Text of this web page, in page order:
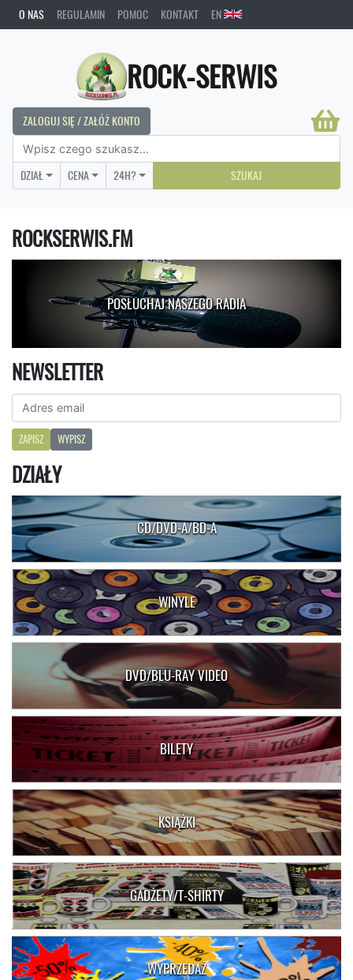
O NAS REGULAMIN POMOC KONTAKT EN
ROCK-SERWIS
ZALOGUJ SIĘ / ZAŁÓŻ KONTO
DZIAŁ CENA 24H? SZUKAJ
ROCKSERWIS.FM
POSŁUCHAJ NASZEGO RADIA
NEWSLETTER
ZAPISZ WYPISZ
DZIAŁY
CD/DVD-A/BD-A
WINYLE
DVD/BLU-RAY VIDEO
BILETY
KSIĄŻKI
GADŻETY/T-SHIRTY
WYPRZEDAŻ